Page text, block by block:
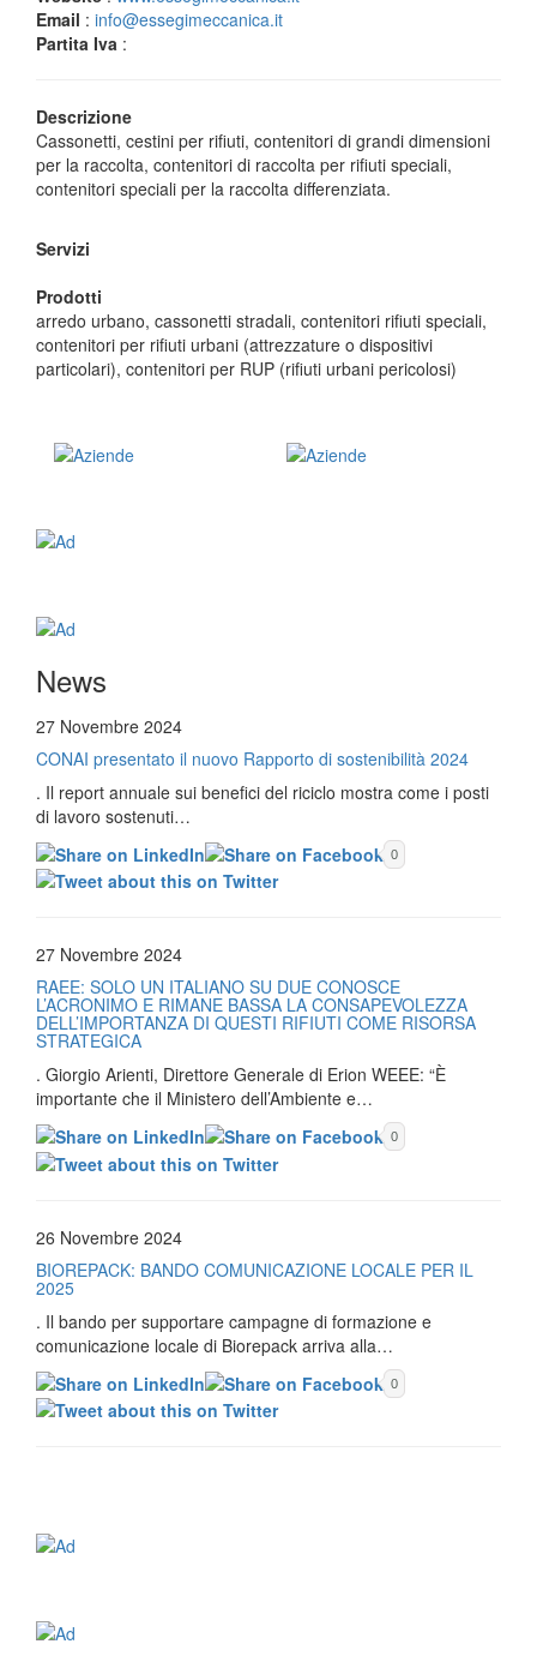
Email : info@essegimeccanica.it
Partita Iva :
Descrizione
Cassonetti, cestini per rifiuti, contenitori di grandi dimensioni
per la raccolta, contenitori di raccolta per rifiuti speciali,
contenitori speciali per la raccolta differenziata.
Servizi
Prodotti
arredo urbano, cassonetti stradali, contenitori rifiuti speciali,
contenitori per rifiuti urbani (attrezzature o dispositivi
particolari), contenitori per RUP (rifiuti urbani pericolosi)
News
27 Novembre 2024
CONAI presentato il nuovo Rapporto di sostenibilità 2024
. Il report annuale sui benefici del riciclo mostra come i posti
di lavoro sostenuti…
0
27 Novembre 2024
RAEE: SOLO UN ITALIANO SU DUE CONOSCE
L’ACRONIMO E RIMANE BASSA LA CONSAPEVOLEZZA
DELL’IMPORTANZA DI QUESTI RIFIUTI COME RISORSA
STRATEGICA
. Giorgio Arienti, Direttore Generale di Erion WEEE: “È
importante che il Ministero dell’Ambiente e…
0
26 Novembre 2024
BIOREPACK: BANDO COMUNICAZIONE LOCALE PER IL
2025
. Il bando per supportare campagne di formazione e
comunicazione locale di Biorepack arriva alla…
0